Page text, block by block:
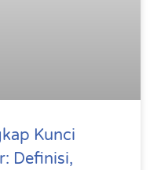
Kunci
Definisi,